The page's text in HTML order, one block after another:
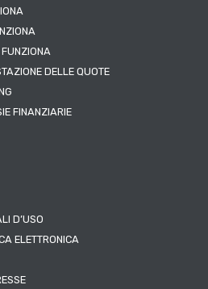
FUNZIONA
DELLE QUOTE
FINANZIARIE
D’USO
ELETTRONICA